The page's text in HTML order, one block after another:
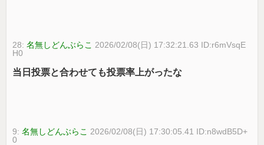
28:名無しどんぶらこ 2026/02/08(日) 17:32:21.63 ID:r6mVsqE
H0
当日投票と合わせても投票率上がったな
9:名無しどんぶらこ 2026/02/08(日) 17:30:05.41 ID:n8wdB5D+
0